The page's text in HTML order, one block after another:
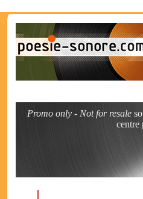
Promo only - Not for resale
centre